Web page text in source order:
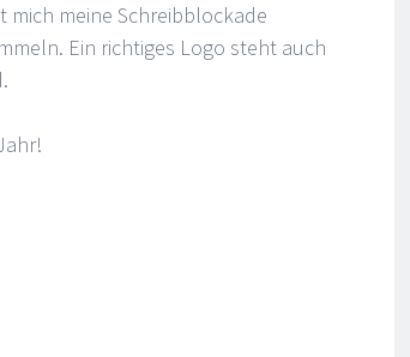
mich meine Schreibblockade
Ein richtiges Logo steht auch